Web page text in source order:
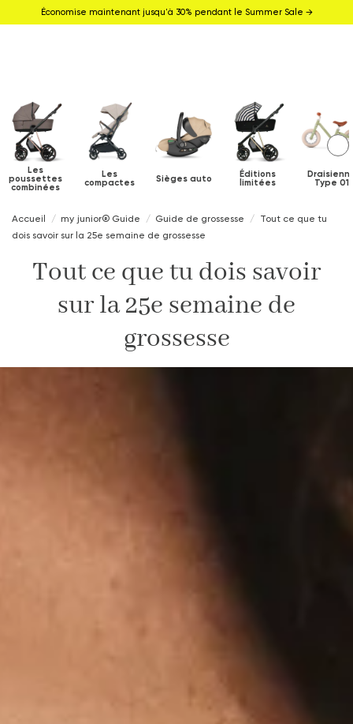
Économise maintenant jusqu'à 30% pendant le Summer Sale →
Les
poussettes
combinées
Les
compactes Sièges auto Éditions
limitées Type 01
Accueil my junior® Guide Guide de grossesse
Tout ce que tu
dois savoir sur la 25e semaine de grossesse
Tout ce que tu dois savoir
sur la 25e semaine de
grossesse